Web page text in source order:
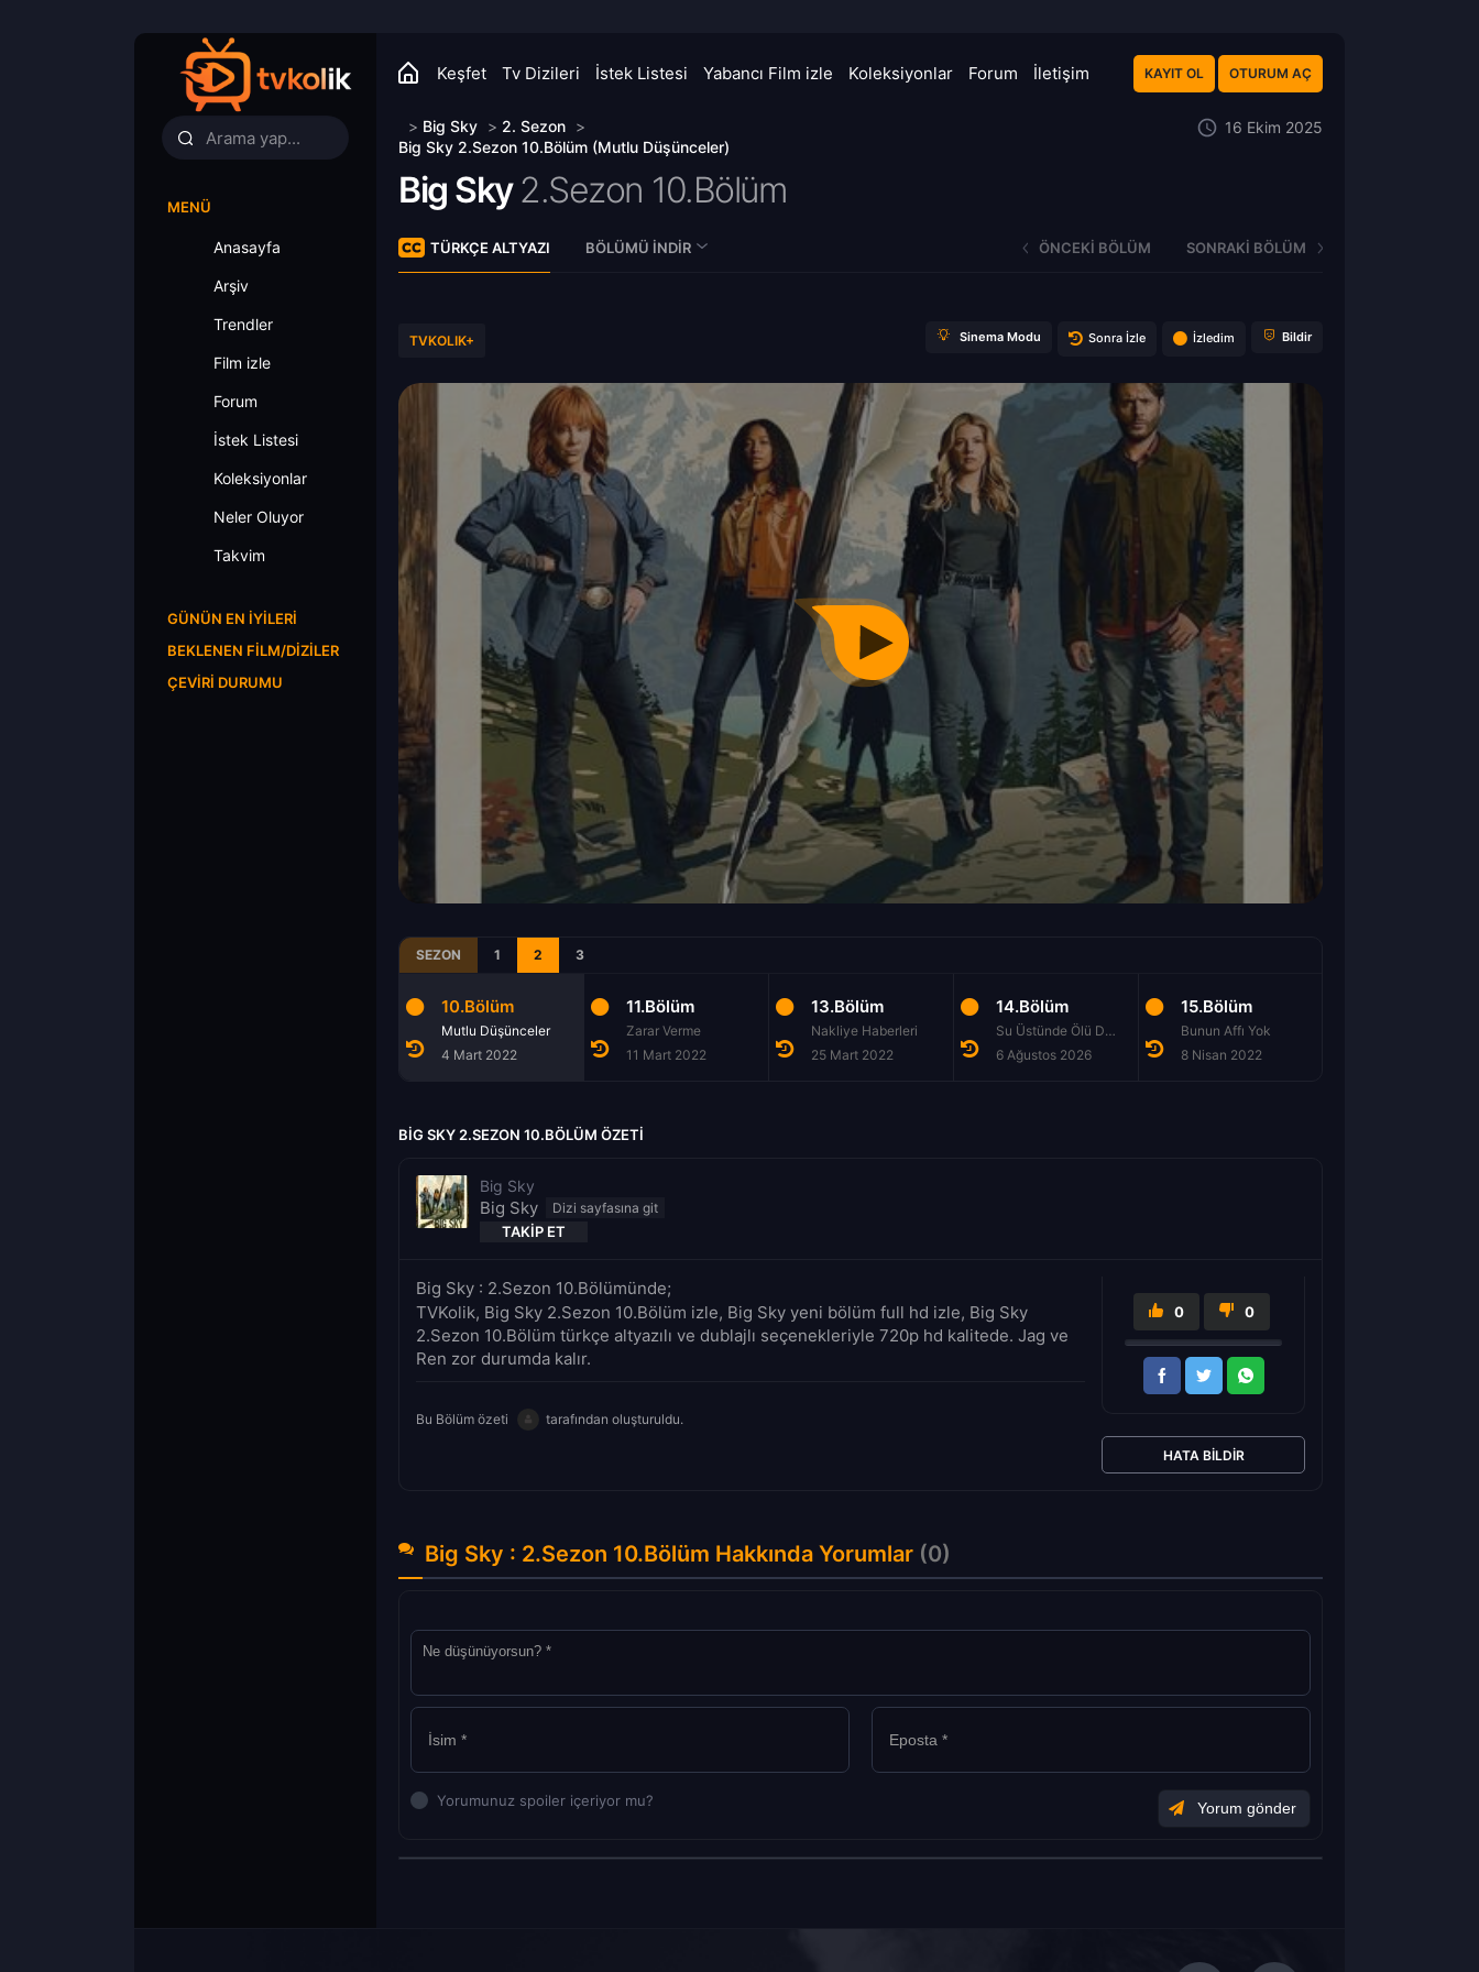
Keşfet Tv Dizileri İstek Listesi Yabancı Film izle Koleksiyonlar Forum İletişim KAYIT OL OTURUM AÇ
MENÜ
Anasayfa
Arşiv
Trendler
Film izle
Forum
İstek Listesi
Koleksiyonlar
Neler Oluyor
Takvim
GÜNÜN EN İYILERI
BEKLENEN FILM/DIZILER
ÇEVIRI DURUMU
> Big Sky > 2. Sezon >
Big Sky 2.Sezon 10.Bölüm (Mutlu Düşünceler)
16 Ekim 2025
Big Sky 2.Sezon 10.Bölüm
TÜRKÇE ALTYAZI BÖLÜMÜ İNDIR ÖNCEKI BÖLÜM SONRAKI BÖLÜM
TVKOLIK+ Sinema Modu Sonra İzle İzledim Bildir
SEZON 1 2 3
10.Bölüm
Mutlu Düşünceler
4 Mart 2022
11.Bölüm
Zarar Verme
11 Mart 2022
13.Bölüm
Nakliye Haberleri
25 Mart 2022
14.Bölüm
Su Üstünde Ölü Duruşu
6 Ağustos 2026
15.Bölüm
Bunun Affı Yok
8 Nisan 2022
BIG SKY 2.SEZON 10.BÖLÜM ÖZETI
Big Sky
Big Sky
TAKIP ET
Big Sky : 2.Sezon 10.Bölümünde;
TVKolik, Big Sky 2.Sezon 10.Bölüm izle, Big Sky yeni bölüm full hd izle, Big Sky
2.Sezon 10.Bölüm türkçe altyazılı ve dublajlı seçenekleriyle 720p hd kalitede. Jag ve
Ren zor durumda kalır.
Bu Bölüm özeti tarafından oluşturuldu.
0 0
HATA BILDIR
Big Sky : 2.Sezon 10.Bölüm Hakkında Yorumlar (0)
Yorumunuz spoiler içeriyor mu?